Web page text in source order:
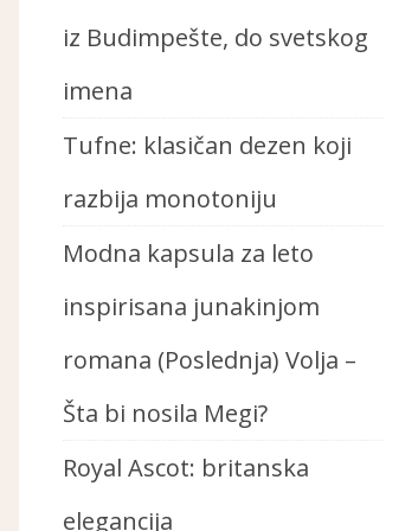
iz Budimpešte, do svetskog
imena
Tufne: klasičan dezen koji
razbija monotoniju
Modna kapsula za leto
inspirisana junakinjom
romana (Poslednja) Volja –
Šta bi nosila Megi?
Royal Ascot: britanska
elegancija